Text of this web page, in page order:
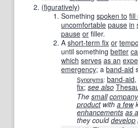
(figuratively)
Something spoken to fill
uncomfortable pause in
pause or filler.
A short-term fix or
until something better
which serves as an
emergency; a band-aid
Synonyms: band-aid,
fix; see also
The small company
productwith a few
enhancements as a
they coulddevelop